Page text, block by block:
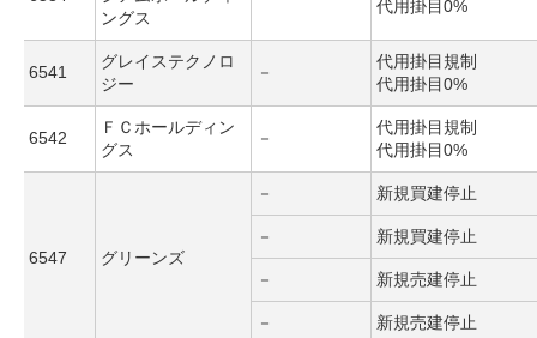
ングス
代用掛目0%
6541
グレイステクノロ
ジー
－
代用掛目規制
代用掛目0%
6542
ＦＣホールディン
グス
－
代用掛目規制
代用掛目0%
6547 グリーンズ
－ 新規買建停止
－ 新規買建停止
－ 新規売建停止
－ 新規売建停止